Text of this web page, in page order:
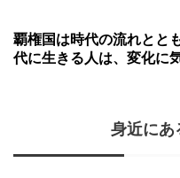
覇権国は時代の流れとと
代に生きる人は、変化に
身近にあ